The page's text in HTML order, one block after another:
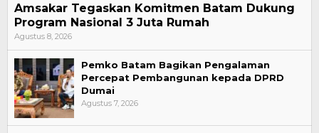
Amsakar Tegaskan Komitmen Batam Dukung
Program Nasional 3 Juta Rumah
Agustus 8, 2026
Pemko Batam Bagikan Pengalaman
Percepat Pembangunan kepada DPRD
Dumai
Agustus 7, 2026